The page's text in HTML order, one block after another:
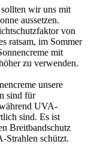
wir uns mit
aussetzen.
von
ratsam, im Sommer
mit
zu verwenden.
unsere
sind für
UVA-
sind. Es ist
Breitbandschutz
Strahlen schützt.